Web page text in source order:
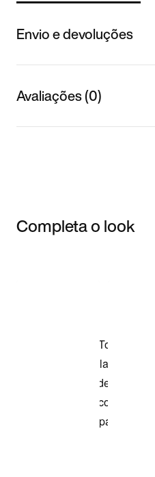
Envio e devoluções
Avaliações (0)
Completa o look